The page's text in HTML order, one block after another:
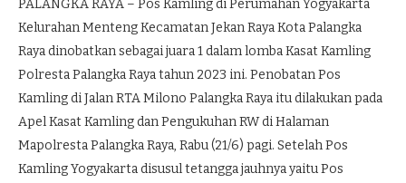
PALANGKA RAYA – Pos Kamling di Perumahan Yogyakarta
Kelurahan Menteng Kecamatan Jekan Raya Kota Palangka
Raya dinobatkan sebagai juara 1 dalam lomba Kasat Kamling
Polresta Palangka Raya tahun 2023 ini. Penobatan Pos
Kamling di Jalan RTA Milono Palangka Raya itu dilakukan pada
Apel Kasat Kamling dan Pengukuhan RW di Halaman
Mapolresta Palangka Raya, Rabu (21/6) pagi. Setelah Pos
Kamling Yogyakarta disusul tetangga jauhnya yaitu Pos